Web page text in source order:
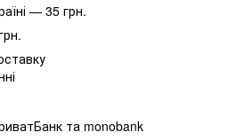
— 35 грн.
та monobank